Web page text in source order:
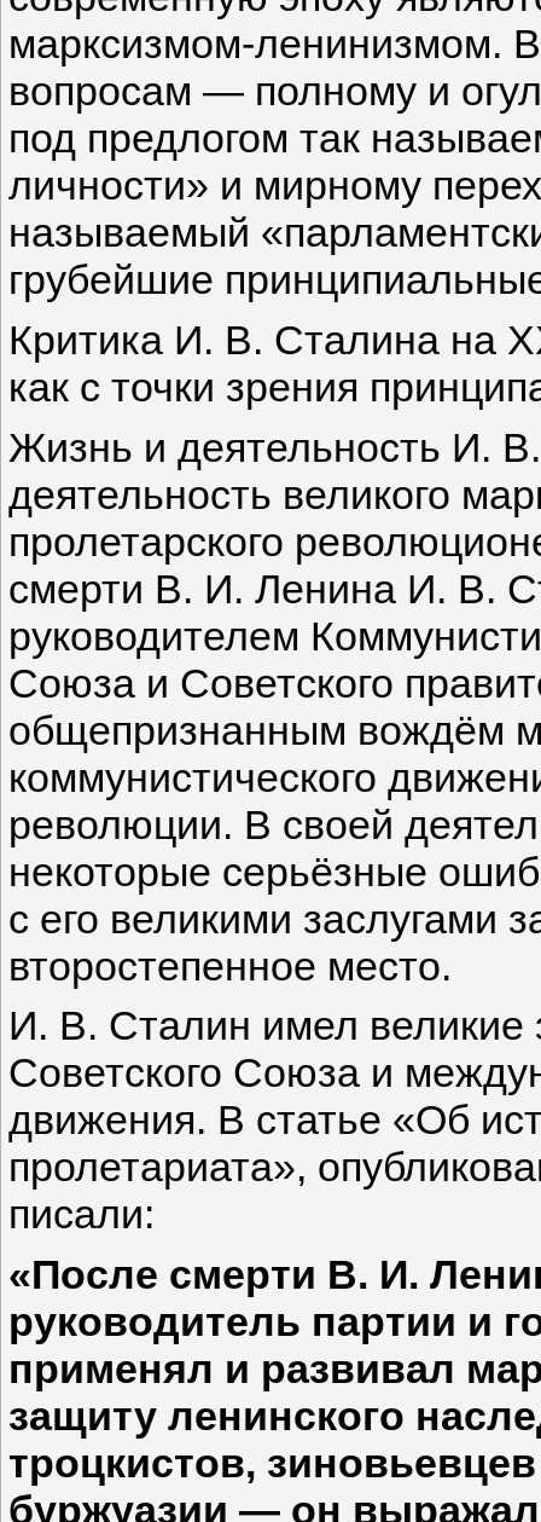
марксизмом-ленинизмом.
вопросам — полному и
под предлогом так
личности» и мирному
называемый
грубейшие
Критика И. В. Сталина на
как с точки зрения
Жизнь и деятельность И.
деятельность великого
пролетарского
смерти В. И. Ленина И. В.
руководителем
Союза и Советского
общепризнанным вождём
коммунистического
революции. В своей
некоторые серьёзные
с его великими заслугами
второстепенное место.
И. В. Сталин имел великие
Советского Союза и
движения. В статье «Об
пролетариата»,
писали:
«После смерти В. И.
руководитель партии и
применял и развивал
защиту ленинского
троцкистов,
буржуазии — он